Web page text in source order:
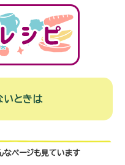
いときは
なページも見ています